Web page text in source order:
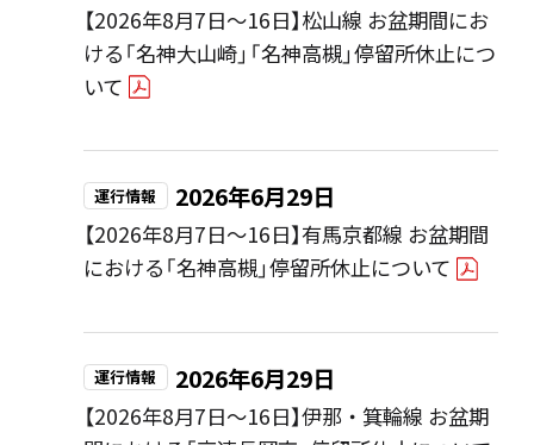
【2026年8月7日～16日】松山線 お盆期間にお
ける「名神大山崎」「名神高槻」停留所休止につ
いて
運行情報 2026年6月29日
【2026年8月7日～16日】有馬京都線 お盆期間
における「名神高槻」停留所休止について
運行情報 2026年6月29日
【2026年8月7日～16日】伊那・箕輪線 お盆期